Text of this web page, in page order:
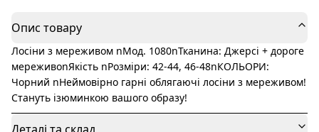
Опис товару
Лосіни з мереживом nМод. 1080nТканина: Джерсі + дороге
мереживоnЯкість nРозміри: 42-44, 46-48nКОЛЬОРИ:
Чорний nНеймовірно гарні облягаючі лосіни з мереживом!
Стануть ізюминкою вашого образу!